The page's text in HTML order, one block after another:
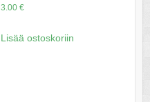
3.00 €
Lisää ostoskoriin